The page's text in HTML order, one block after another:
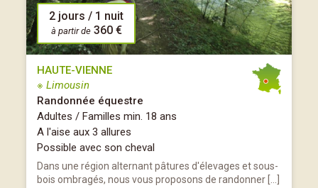
2 jours / 1 nuit
à partir de 360 €
HAUTE-VIENNE
※ Limousin
Randonnée équestre
Adultes / Familles min. 18 ans
A l'aise aux 3 allures
Possible avec son cheval
Dans une région alternant pâtures d'élevages et sous-
bois ombragés, nous vous proposons de randonner […]